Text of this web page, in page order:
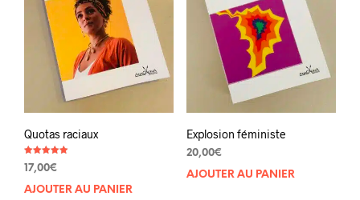
Quotas raciaux
Note
5.00
17,00€
AJOUTER AU PANIER
Explosion féministe
20,00€
AJOUTER AU PANIER